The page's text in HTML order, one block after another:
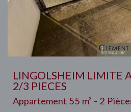
LINGOLSHEIM LIMITE
2/3 PIECES
Appartement 55 m² - 2